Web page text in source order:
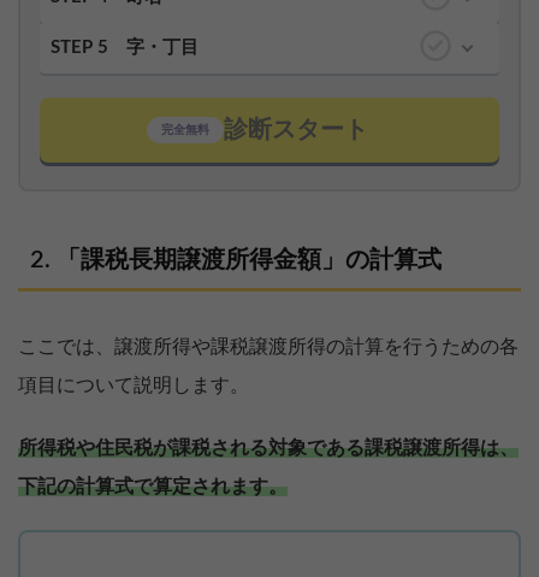
STEP 5 字・丁目
完全無料 診断スタート
「課税長期譲渡所得金額」の計算式
ここでは、譲渡所得や課税譲渡所得の計算を行うための各
項目について説明します。
所得税や住民税が課税される対象である課税譲渡所得は、
下記の計算式で算定されます。